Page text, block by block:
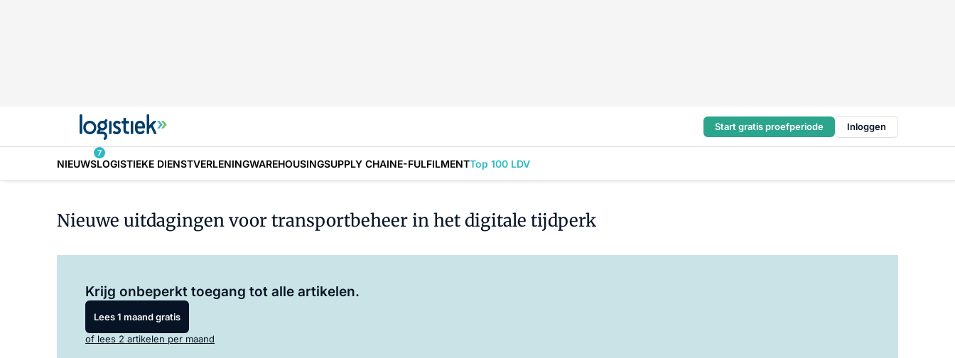
Start gratis proefperiode Inloggen
NIEUWS
7
LOGISTIEKE DIENSTVERLENINGWAREHOUSINGSUPPLY CHAINE-FULFILMENTTop 100 LDV
Nieuwe uitdagingen voor transportbeheer in het digitale tijdperk
Krijg onbeperkt toegang tot alle artikelen.
Lees 1 maand gratis
of lees 2 artikelen per maand